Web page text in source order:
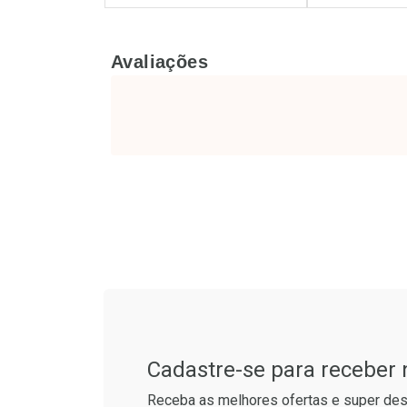
Laboratório
Comprar sem Desconto
Por Menos
Comprar sem Desconto
Comprar
Comprar
Avaliações
Cadastre-se para receber
Receba as melhores ofertas e super